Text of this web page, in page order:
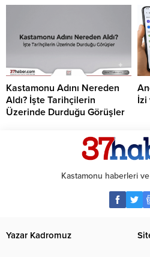
Kastamonu Adını Nereden
Aldı? İşte Tarihçilerin
Üzerinde Durduğu Görüşler
İzi
Kastamonu haberleri
Yazar Kadromuz